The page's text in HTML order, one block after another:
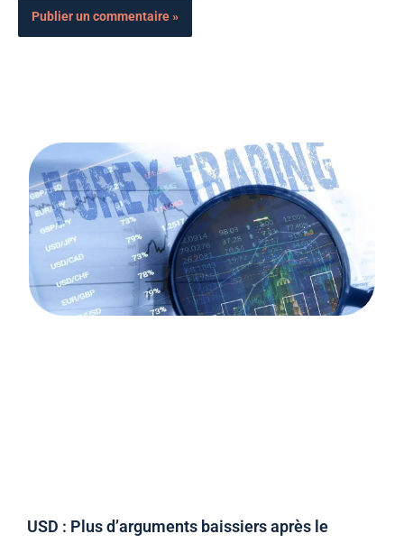
USD : Plus d’arguments baissiers après le